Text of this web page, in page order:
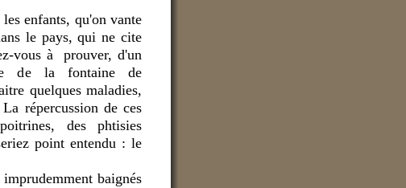
enfants, qu'on vante
le pays, qui ne cite
vous à prouver, d'un
de la fontaine de
quelques maladies,
répercussion de ces
des phtisies
point entendu : le
baignés